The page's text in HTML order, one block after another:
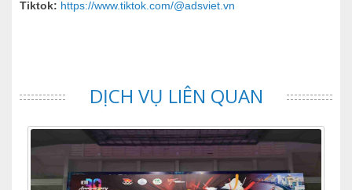
Tiktok: https://www.tiktok.com/@adsviet.vn
DỊCH VỤ LIÊN QUAN